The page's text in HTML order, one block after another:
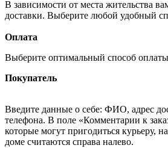
В зависимости от места жительства
доставки. Выберите любой удобный
Оплата
Выберите оптимальный способ
Покупатель
Введите данные о себе: ФИО, адрес
телефона. В поле «Комментарии к
которые могут пригодиться курьеру,
доме считаются справа налево.